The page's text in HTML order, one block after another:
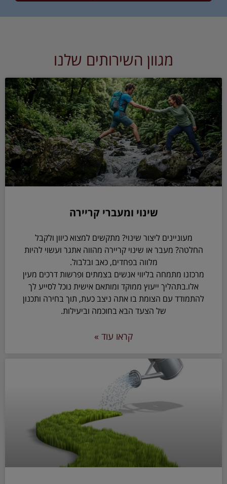
מגוון השירותים שלנו
שינוי ומעברי קריירה
מעוניינים ליצור שינוי? מתקשים למצוא כיוון ולקבל
החלטה? מעבר או שינוי קריירה מהווה אתגר ועשוי להיות
מלווה בפחדים, כאב ובלבול.
מרכזנו מתמחה בליווי אנשים בצמתים ופרשות דרכים מעין
אלו.בתהליך ייעוץ ממוקד ומותאם אישית נוכל לסייע לך
להתמודד עם הצומת בו אתה ניצב כעת, תוך בחירה ותכנון
של הצעד הבא בחוכמה וביעילות.
קראו עוד »